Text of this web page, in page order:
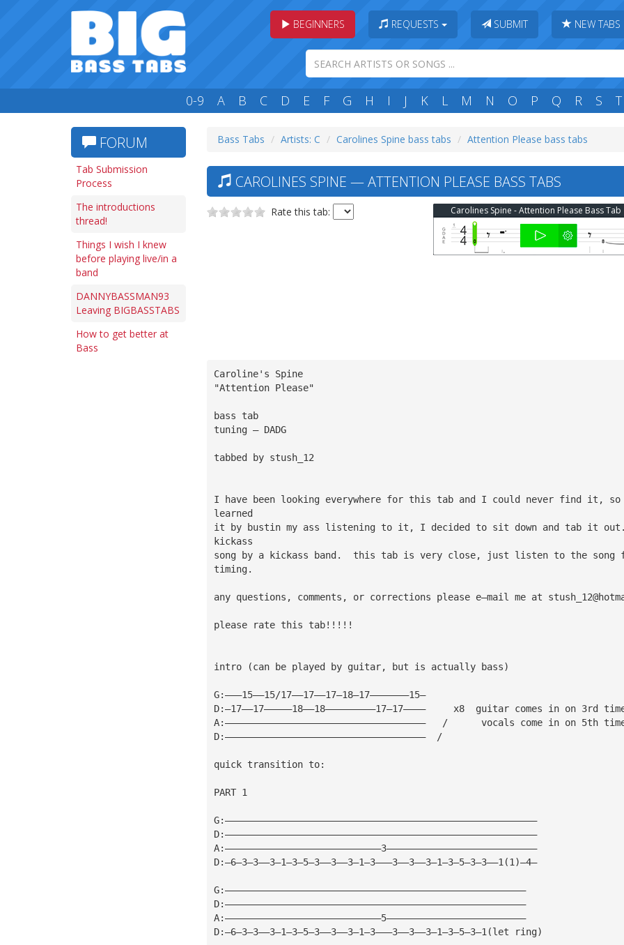
BEGINNERS REQUESTS SUBMIT NEW TABS
0-9 A B C D E F G H I J K L M N O P Q R S T
FORUM
Tab Submission
Process
The introductions
thread!
Things I wish I knew
before playing live/in a
band
DANNYBASSMAN93
Leaving BIGBASSTABS
How to get better at
Bass
Bass Tabs Artists: C Carolines Spine bass tabs Attention Please bass tabs
CAROLINES SPINE — ATTENTION PLEASE BASS TABS
Rate this tab: Carolines Spine - Attention Please Bass Tab
Caroline's Spine
"Attention Please"
bass tab
tuning — DADG
tabbed by stush_12
I have been looking everywhere for this tab and I could never find it,
learned
it by bustin my ass listening to it, I decided to sit down and tab it
kickass
song by a kickass band.  this tab is very close, just listen to the song
timing.
any questions, comments, or corrections please e—mail me at
please rate this tab!!!!!
intro (can be played by guitar, but is actually bass)
G:———15——15/17——17——17—18—17———————15—
D:—17——17—————18——18—————————17—17————     x8  guitar comes in on 3rd
A:————————————————————————————————————   /      vocals come in on 5th
D:————————————————————————————————————  /
quick transition to:
PART 1
G:————————————————————————————————————————————————————————
D:————————————————————————————————————————————————————————
A:————————————————————————————3———————————————————————————
D:—6—3—3——3—1—3—5—3——3——3—1—3———3——3——3—1—3—5—3—3——1(1)—4—
G:——————————————————————————————————————————————————————
D:——————————————————————————————————————————————————————
A:————————————————————————————5—————————————————————————
D:—6—3—3——3—1—3—5—3——3——3—1—3———3——3——3—1—3—5—3—1(let ring)